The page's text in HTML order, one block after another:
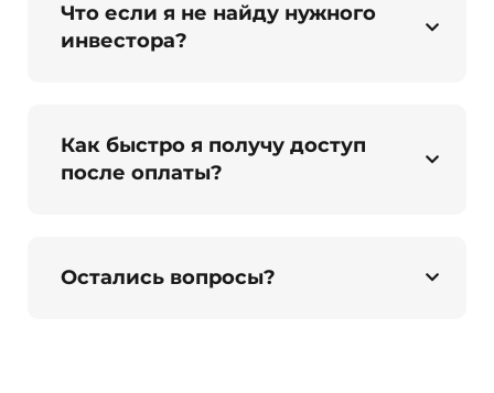
Что если я не найду нужного
инвестора?
Как быстро я получу доступ
после оплаты?
Остались вопросы?